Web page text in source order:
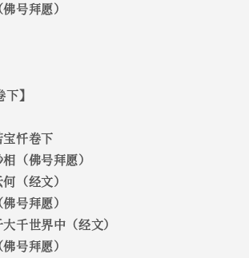
号拜愿）
】
忏卷下
（佛号拜愿）
（经文）
号拜愿）
千世界中（经文）
号拜愿）